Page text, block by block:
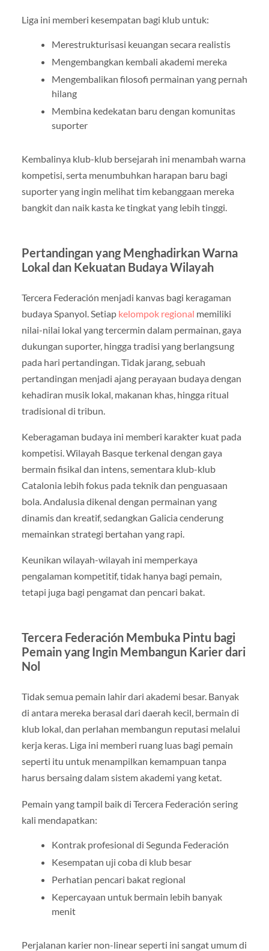
Liga ini memberi kesempatan bagi klub untuk:
Merestrukturisasi keuangan secara realistis
Mengembangkan kembali akademi mereka
Mengembalikan filosofi permainan yang pernah
hilang
Membina kedekatan baru dengan komunitas
suporter
Kembalinya klub-klub bersejarah ini menambah warna
kompetisi, serta menumbuhkan harapan baru bagi
suporter yang ingin melihat tim kebanggaan mereka
bangkit dan naik kasta ke tingkat yang lebih tinggi.
Pertandingan yang Menghadirkan Warna
Lokal dan Kekuatan Budaya Wilayah
Tercera Federación menjadi kanvas bagi keragaman
budaya Spanyol. Setiap kelompok regional memiliki
nilai-nilai lokal yang tercermin dalam permainan, gaya
dukungan suporter, hingga tradisi yang berlangsung
pada hari pertandingan. Tidak jarang, sebuah
pertandingan menjadi ajang perayaan budaya dengan
kehadiran musik lokal, makanan khas, hingga ritual
tradisional di tribun.
Keberagaman budaya ini memberi karakter kuat pada
kompetisi. Wilayah Basque terkenal dengan gaya
bermain fisikal dan intens, sementara klub-klub
Catalonia lebih fokus pada teknik dan penguasaan
bola. Andalusia dikenal dengan permainan yang
dinamis dan kreatif, sedangkan Galicia cenderung
memainkan strategi bertahan yang rapi.
Keunikan wilayah-wilayah ini memperkaya
pengalaman kompetitif, tidak hanya bagi pemain,
tetapi juga bagi pengamat dan pencari bakat.
Tercera Federación Membuka Pintu bagi
Pemain yang Ingin Membangun Karier dari
Nol
Tidak semua pemain lahir dari akademi besar. Banyak
di antara mereka berasal dari daerah kecil, bermain di
klub lokal, dan perlahan membangun reputasi melalui
kerja keras. Liga ini memberi ruang luas bagi pemain
seperti itu untuk menampilkan kemampuan tanpa
harus bersaing dalam sistem akademi yang ketat.
Pemain yang tampil baik di Tercera Federación sering
kali mendapatkan:
Kontrak profesional di Segunda Federación
Kesempatan uji coba di klub besar
Perhatian pencari bakat regional
Kepercayaan untuk bermain lebih banyak
menit
Perjalanan karier non-linear seperti ini sangat umum di